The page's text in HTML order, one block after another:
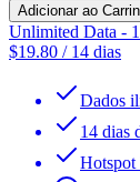
Adicionar ao
Unlimited Data -
$19.80 / 14 dias
Dados
14 dias
Hotspot